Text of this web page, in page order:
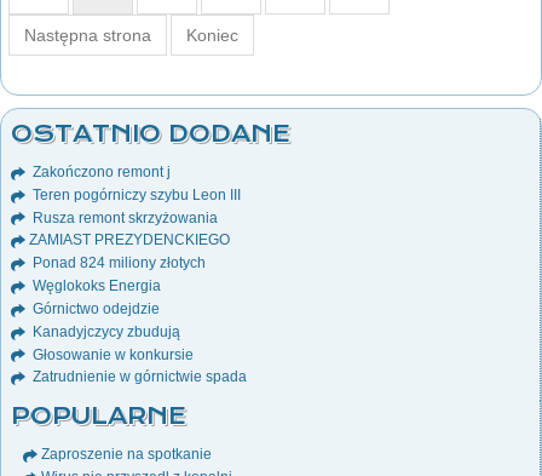
Następna strona Koniec
OSTATNIO DODANE
Zakończono remont j
Teren pogórniczy szybu Leon III
Rusza remont skrzyżowania
ZAMIAST PREZYDENCKIEGO
Ponad 824 miliony złotych
Węglokoks Energia
Górnictwo odejdzie
Kanadyjczycy zbudują
Głosowanie w konkursie
Zatrudnienie w górnictwie spada
POPULARNE
Zaproszenie na spotkanie